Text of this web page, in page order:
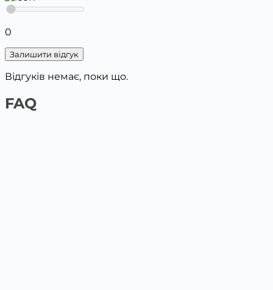
0
Залишити відгук
Відгуків немає, поки що.
FAQ